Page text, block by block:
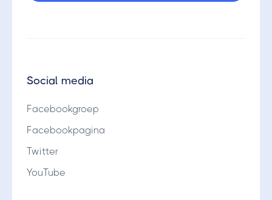
Social media
Facebookgroep
Facebookpagina
Twitter
YouTube